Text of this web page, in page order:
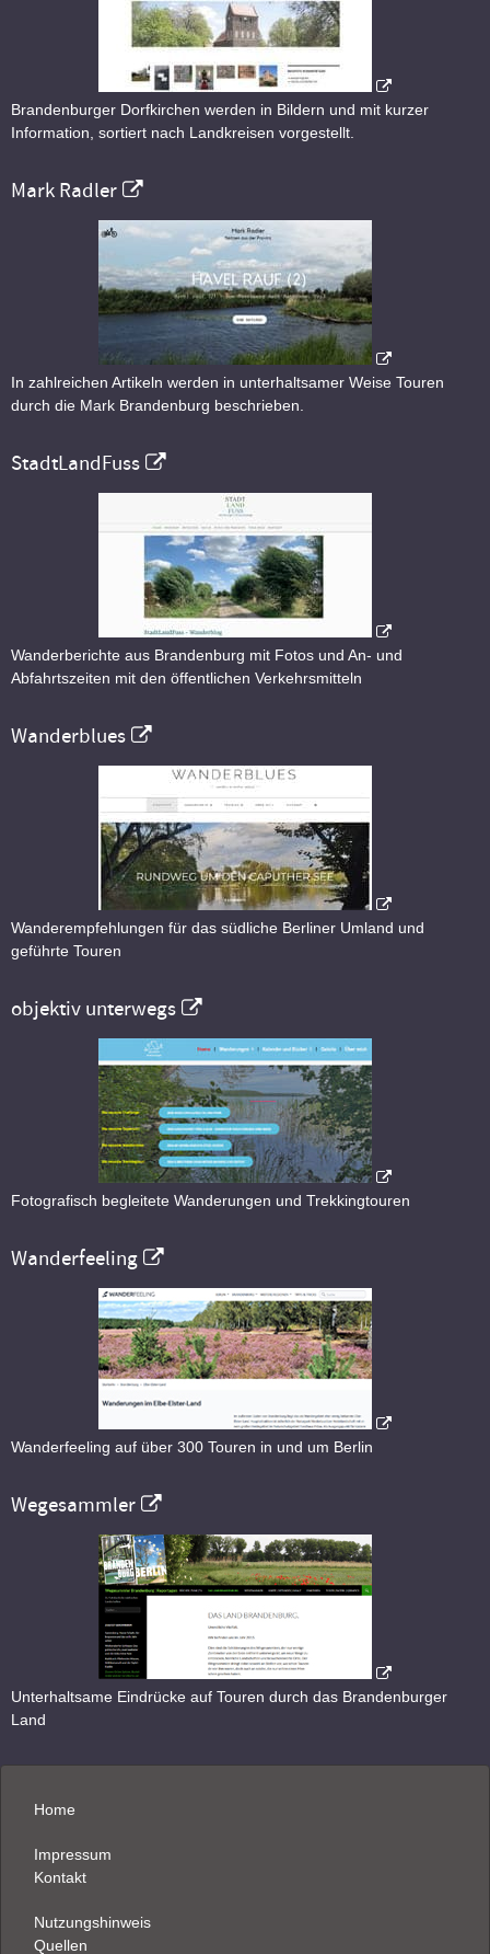
Brandenburger Dorfkirchen werden in Bildern und mit kurzer
Information, sortiert nach Landkreisen vorgestellt.
Mark Radler
In zahlreichen Artikeln werden in unterhaltsamer Weise Touren
durch die Mark Brandenburg beschrieben.
StadtLandFuss
Wanderberichte aus Brandenburg mit Fotos und An- und
Abfahrtszeiten mit den öffentlichen Verkehrsmitteln
Wanderblues
Wanderempfehlungen für das südliche Berliner Umland und
geführte Touren
objektiv unterwegs
Fotografisch begleitete Wanderungen und Trekkingtouren
Wanderfeeling
Wanderfeeling auf über 300 Touren in und um Berlin
Wegesammler
Unterhaltsame Eindrücke auf Touren durch das Brandenburger
Land
Home
Impressum
Kontakt
Nutzungshinweis
Quellen